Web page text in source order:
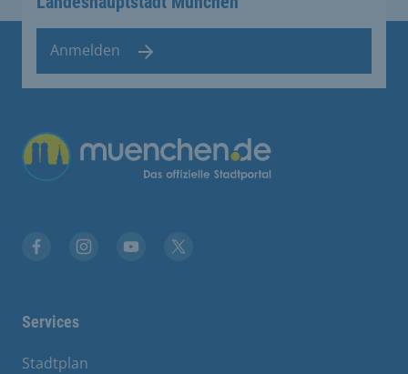
Anmelden
Übergreifende Links
Services
Stadtplan